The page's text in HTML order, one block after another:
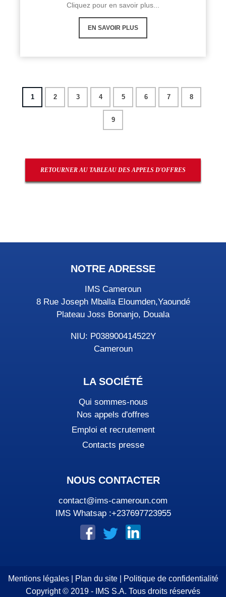
Cliquez pour en savoir plus...
EN SAVOIR PLUS
1 2 3 4 5 6 7 8
9
RETOURNER AU TABLEAU DES APPELS D'OFFRES
NOTRE ADRESSE
IMS Cameroun
8 Rue Joseph Mballa Eloumden,Yaoundé
Plateau Joss Bonanjo, Douala
NIU: P038900414522Y
Cameroun
LA SOCIÉTÉ
Qui sommes-nous
Nos appels d'offres
Emploi et recrutement
Contacts presse
NOUS CONTACTER
contact@ims-cameroun.com
IMS Whatsap :+237697723955
Mentions légales| Plan du site|
Politique de confidentialité
Copyright © 2019 - IMS S.A. Tous droits réservés